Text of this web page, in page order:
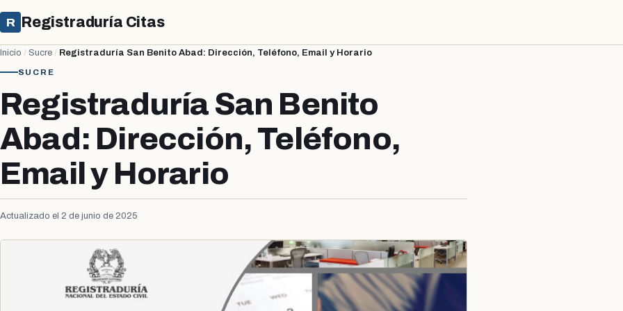
R Registraduría Citas
Inicio / Sucre / Registraduría San Benito Abad: Dirección, Teléfono, Email y Horario
SUCRE
Registraduría San Benito
Abad: Dirección, Teléfono,
Email y Horario
Actualizado el 2 de junio de 2025